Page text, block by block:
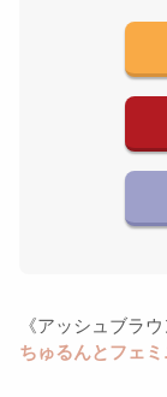
《アッシュブラ
ちゅるんとフェ